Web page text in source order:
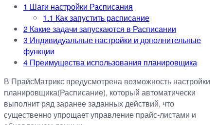
1 Шаги настройки Расписания
1.1 Как запустить расписание
2 Какие задачи запускаются в Расписании
3 Индивидуальные настройки и дополнительные
функции
4 Преимущества использования планировщика
В ПрайсМатрикс предусмотрена возможность настройки
планировщика(Расписание), который автоматически
выполнит ряд заранее заданных действий, что
существенно упрощает управление прайс-листами и